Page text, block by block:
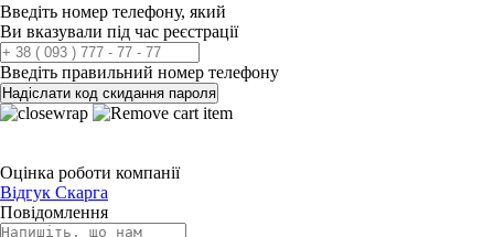
Введіть номер телефону, який
Ви вказували під час реєстрації
Введіть правильний номер телефону
Надіслати код скидання пароля
Оцінка роботи компанії
Відгук Скарга
Повідомлення